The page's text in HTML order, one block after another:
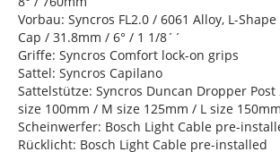
Vorbau: Syncros FL2.0 / 6061 Alloy, L-
Cap / 31.8mm / 6° / 1 1/8´´
Griffe: Syncros Comfort lock-on grips
Sattel: Syncros Capilano
Sattelstütze: Syncros Duncan Dropper Post
size 100mm / M size 125mm / L size
Scheinwerfer: Bosch Light Cable pre-
Rücklicht: Bosch Light Cable pre-installed